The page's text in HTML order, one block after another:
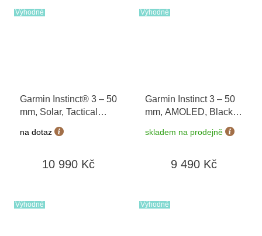
Výhodné
Garmin Instinct® 3 – 50
mm, Solar, Tactical
Edition Black 010-
02935-50
na dotaz
10 990 Kč
Výhodné
Garmin Instinct 3 – 50
mm, AMOLED, Black /
Bolt Blue 010-03020-
03
skladem na prodejně
9 490 Kč
Výhodné Výhodné